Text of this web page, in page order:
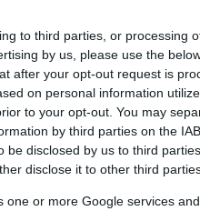
to third parties, or processing
by us, please use the
after your opt-out request is
on personal information
to your opt-out. You may
by third parties on the
be disclosed by us to third
disclose it to other third
one or more Google services